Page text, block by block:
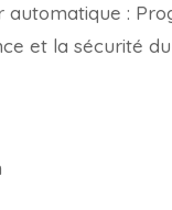
automatique :
et la sécurité